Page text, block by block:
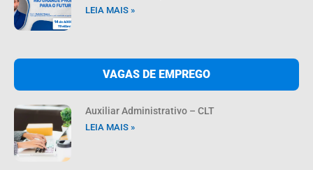
LEIA MAIS »
VAGAS DE EMPREGO
Auxiliar Administrativo – CLT
LEIA MAIS »